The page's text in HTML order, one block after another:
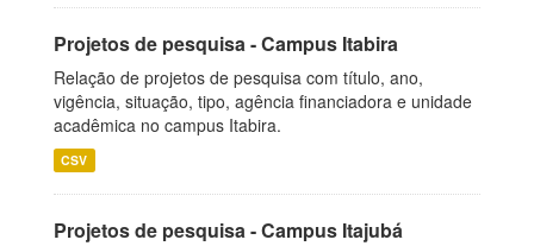
Projetos de pesquisa - Campus Itabira
Relação de projetos de pesquisa com título, ano,
vigência, situação, tipo, agência financiadora e unidade
acadêmica no campus Itabira.
CSV
Projetos de pesquisa - Campus Itajubá